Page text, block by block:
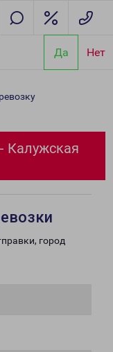
Да Нет
Калужская
город